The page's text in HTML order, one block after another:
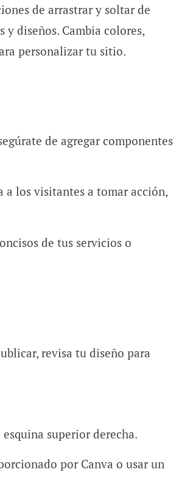
de arrastrar y soltar de
y diseños. Cambia colores,
personalizar tu sitio.
de agregar componentes
a los visitantes a tomar acción,
de tus servicios o
revisa tu diseño para
superior derecha.
por Canva o usar un